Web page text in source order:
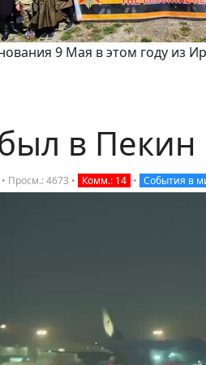
9 Мая в этом году из
в Пекин
• Просм.: 4673 • Комм.: 14 • События в